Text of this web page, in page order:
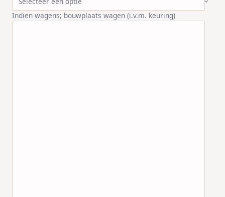
Indien wagens; bouwplaats wagen (i.v.m. keuring)